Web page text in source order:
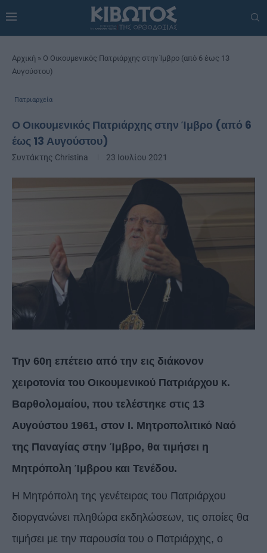
Αρχική » Ο Οικουμενικός Πατριάρχης στην Ίμβρο (από 6 έως 13
Αυγούστου)
Πατριαρχεία
Ο Οικουμενικός Πατριάρχης στην Ίμβρο (από 6
έως 13 Αυγούστου)
Συντάκτης Christina 23 Ιουλίου 2021
Την 60η επέτειο από την εις διάκονον
χειροτονία του Οικουμενικού Πατριάρχου κ.
Βαρθολομαίου, που τελέστηκε στις 13
Αυγούστου 1961, στον Ι. Μητροπολιτικό Ναό
της Παναγίας στην Ίμβρο, θα τιμήσει η
Μητρόπολη Ίμβρου και Τενέδου.
Η Μητρόπολη της γενέτειρας του Πατριάρχου
διοργανώνει πληθώρα εκδηλώσεων, τις οποίες θα
τιμήσει με την παρουσία του ο Πατριάρχης, ο